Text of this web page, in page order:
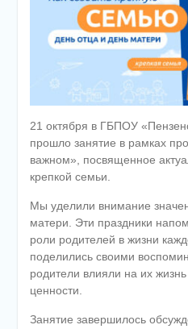
21 октября в ГБПОУ
прошло занятие в рамках
важном», посвященное
крепкой семьи.
Мы уделили внимание
матери. Эти праздники
роли родителей в жизни
поделились своими
родители влияли на их
ценности.
Занятие завершилось